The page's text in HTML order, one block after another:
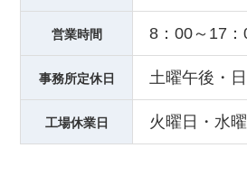
営業時間 8：00～17：
事務所定休日 土曜午後・
工場休業日 火曜日・水